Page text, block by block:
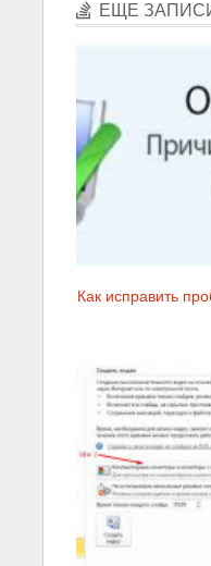
ЕЩЕ
Как исправить